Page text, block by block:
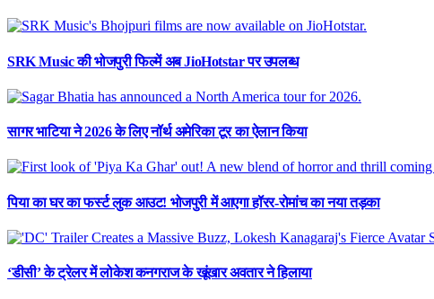
SRK Music की भोजपुरी फिल्में अब JioHotstar पर उपलब्ध
सागर भाटिया ने 2026 के लिए नॉर्थ अमेरिका टूर का ऐलान किया
पिया का घर का फर्स्ट लुक आउट! भोजपुरी में आएगा हॉरर-रोमांच का नया तड़का
‘डीसी’ के ट्रेलर में लोकेश कनगराज के खूंखार अवतार ने हिलाया